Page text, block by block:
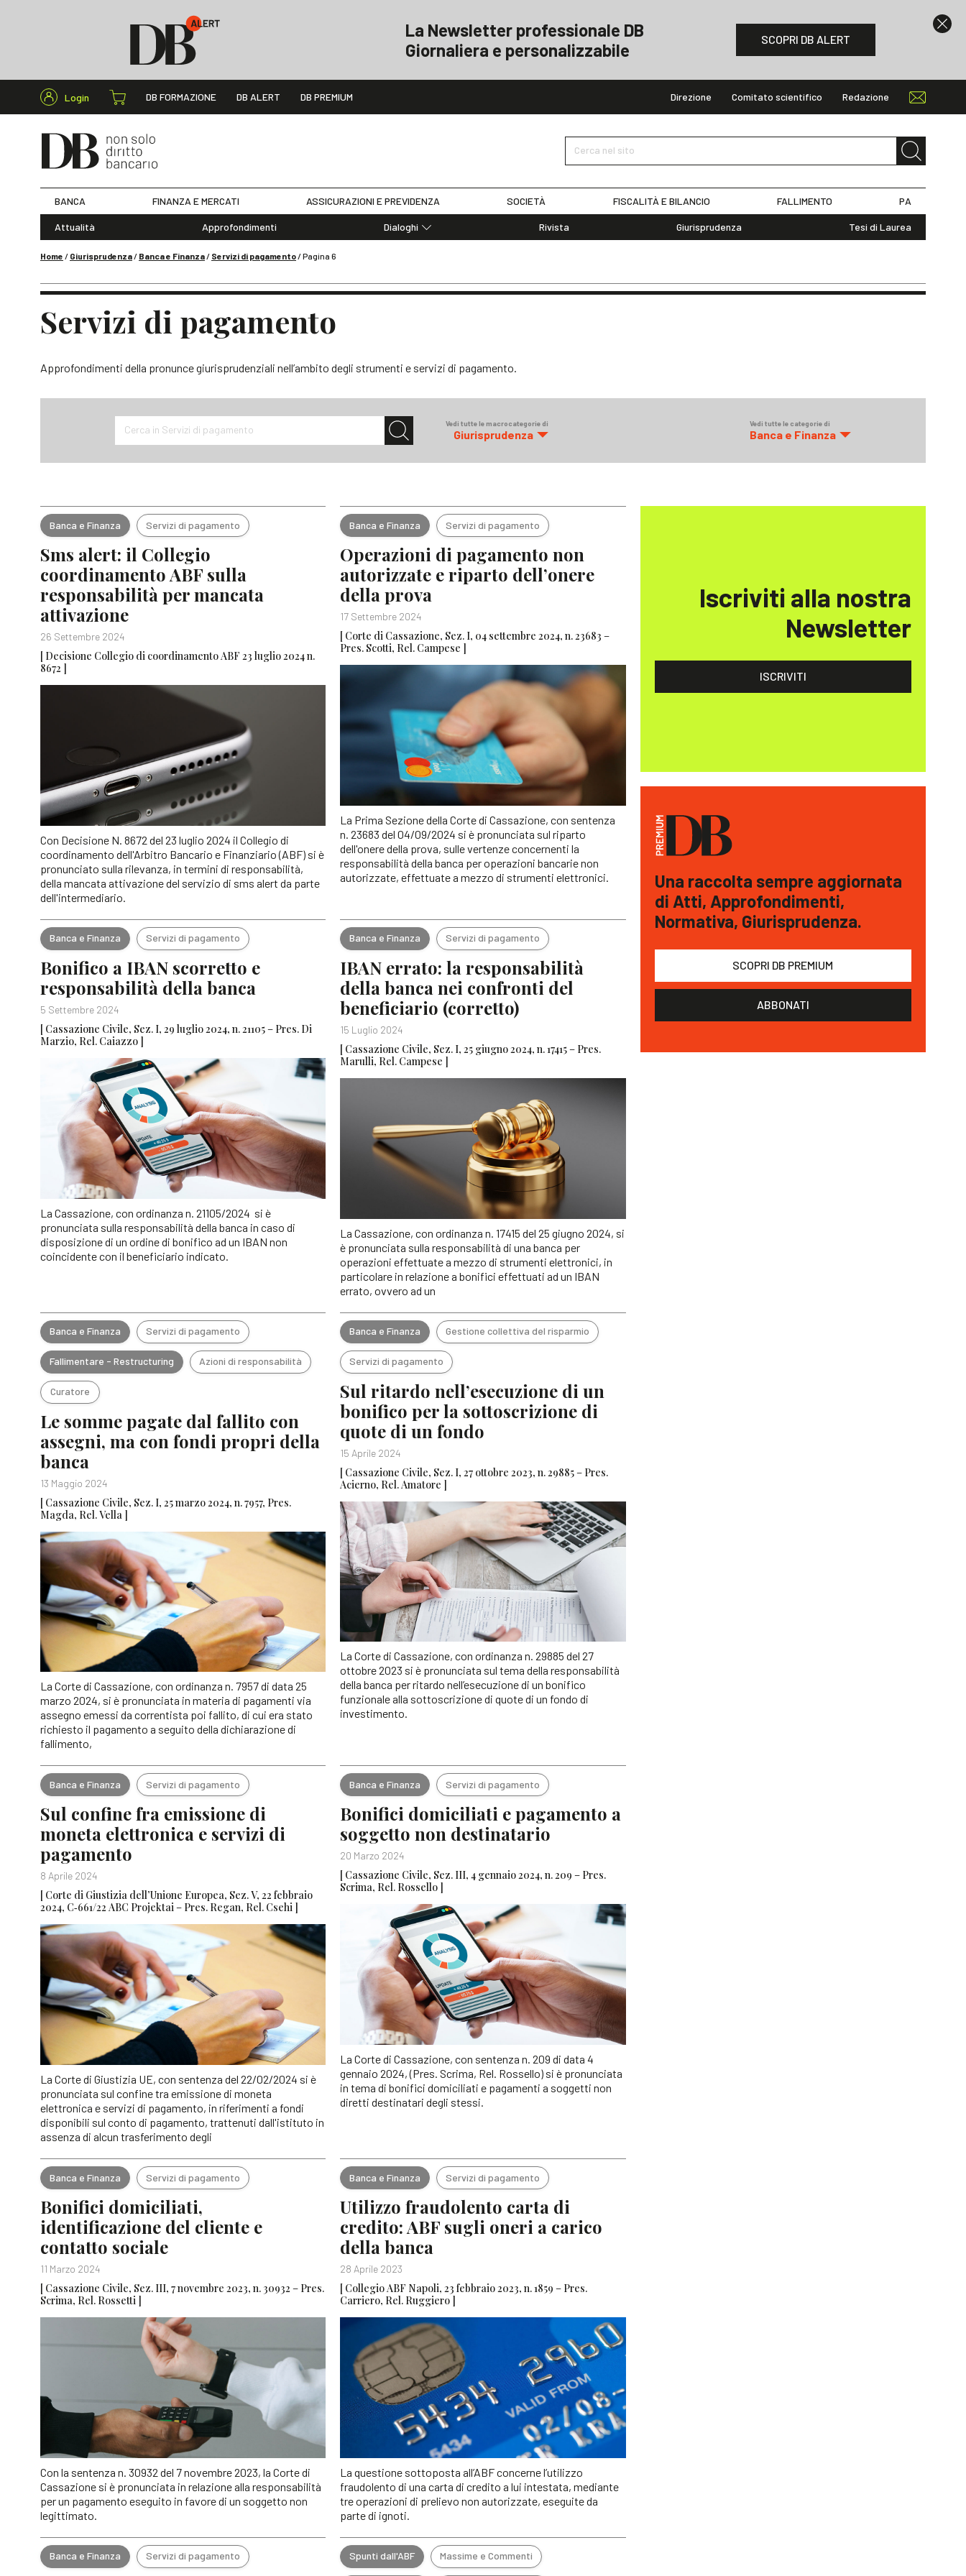
La Newsletter professionale DB
Giornaliera e personalizzabile
SCOPRI DB ALERT
Login DB FORMAZIONE DB ALERT DB PREMIUM Direzione Comitato scientifico Redazione
Cerca nel sito
BANCA FINANZA E MERCATI ASSICURAZIONI E PREVIDENZA SOCIETÀ FISCALITÀ E BILANCIO FALLIMENTO PA
Attualità Approfondimenti
Dialoghi
Articoli
Rivista Giurisprudenza Tesi di Laurea
Home / Giurisprudenza/ Banca e Finanza/ Servizi di pagamento/Pagina 6
Servizi di pagamento
Approfondimenti della pronunce giurisprudenziali nell’ambito degli strumenti e servizi di pagamento.
Cerca in Servizi di pagamento Vedi tutte le macrocategorie di
Giurisprudenza
Vedi tutte le categorie di
Banca e Finanza
Banca e Finanza Servizi di pagamento
Sms alert: il Collegio
coordinamento ABF sulla
responsabilità per mancata
attivazione
26 Settembre 2024
[ Decisione Collegio di coordinamento ABF 23 luglio 2024 n.
8672 ]
Con Decisione N. 8672 del 23 luglio 2024 il Collegio di
coordinamento dell'Arbitro Bancario e Finanziario (ABF) si è
pronunciato sulla rilevanza, in termini di responsabilità,
della mancata attivazione del servizio di sms alert da parte
dell'intermediario.
Banca e Finanza Servizi di pagamento
Operazioni di pagamento non
autorizzate e riparto dell’onere
della prova
17 Settembre 2024
[ Corte di Cassazione, Sez. I, 04 settembre 2024, n. 23683 –
Pres. Scotti, Rel. Campese ]
La Prima Sezione della Corte di Cassazione, con sentenza
n. 23683 del 04/09/2024 si è pronunciata sul riparto
dell'onere della prova, sulle vertenze concernenti la
responsabilità della banca per operazioni bancarie non
autorizzate, effettuate a mezzo di strumenti elettronici.
Banca e Finanza Servizi di pagamento
Bonifico a IBAN scorretto e
responsabilità della banca
5 Settembre 2024
[ Cassazione Civile, Sez. I, 29 luglio 2024, n. 21105 – Pres. Di
Marzio, Rel. Caiazzo ]
La Cassazione, con ordinanza n. 21105/2024 si è
pronunciata sulla responsabilità della banca in caso di
disposizione di un ordine di bonifico ad un IBAN non
coincidente con il beneficiario indicato.
Banca e Finanza Servizi di pagamento
IBAN errato: la responsabilità
della banca nei confronti del
beneficiario (corretto)
15 Luglio 2024
[ Cassazione Civile, Sez. I, 25 giugno 2024, n. 17415 – Pres.
Marulli, Rel. Campese ]
La Cassazione, con ordinanza n. 17415 del 25 giugno 2024, si
è pronunciata sulla responsabilità di una banca per
operazioni effettuate a mezzo di strumenti elettronici, in
particolare in relazione a bonifici effettuati ad un IBAN
errato, ovvero ad un
Banca e Finanza Servizi di pagamento
Fallimentare - Restructuring Azioni di responsabilità
Curatore
Le somme pagate dal fallito con
assegni, ma con fondi propri della
banca
13 Maggio 2024
[ Cassazione Civile, Sez. I, 25 marzo 2024, n. 7957, Pres.
Magda, Rel. Vella ]
La Corte di Cassazione, con ordinanza n. 7957 di data 25
marzo 2024, si è pronunciata in materia di pagamenti via
assegno emessi da correntista poi fallito, di cui era stato
richiesto il pagamento a seguito della dichiarazione di
fallimento,
Banca e Finanza Gestione collettiva del risparmio
Servizi di pagamento
Sul ritardo nell’esecuzione di un
bonifico per la sottoscrizione di
quote di un fondo
15 Aprile 2024
[ Cassazione Civile, Sez. I, 27 ottobre 2023, n. 29885 – Pres.
Acierno, Rel. Amatore ]
La Corte di Cassazione, con ordinanza n. 29885 del 27
ottobre 2023 si è pronunciata sul tema della responsabilità
della banca per ritardo nell’esecuzione di un bonifico
funzionale alla sottoscrizione di quote di un fondo di
investimento.
Banca e Finanza Servizi di pagamento
Sul confine fra emissione di
moneta elettronica e servizi di
pagamento
8 Aprile 2024
[ Corte di Giustizia dell’Unione Europea, Sez. V, 22 febbraio
2024, C‑661/22 ABC Projektai – Pres. Regan, Rel. Csehi ]
La Corte di Giustizia UE, con sentenza del 22/02/2024 si è
pronunciata sul confine tra emissione di moneta
elettronica e servizi di pagamento, in riferimenti a fondi
disponibili sul conto di pagamento, trattenuti dall'istituto in
assenza di alcun trasferimento degli
Banca e Finanza Servizi di pagamento
Bonifici domiciliati e pagamento a
soggetto non destinatario
20 Marzo 2024
[ Cassazione Civile, Sez. III, 4 gennaio 2024, n. 209 – Pres.
Scrima, Rel. Rossello ]
La Corte di Cassazione, con sentenza n. 209 di data 4
gennaio 2024, (Pres. Scrima, Rel. Rossello) si è pronunciata
in tema di bonifici domiciliati e pagamenti a soggetti non
diretti destinatari degli stessi.
Banca e Finanza Servizi di pagamento
Bonifici domiciliati,
identificazione del cliente e
contatto sociale
11 Marzo 2024
[ Cassazione Civile, Sez. III, 7 novembre 2023, n. 30932 – Pres.
Scrima, Rel. Rossetti ]
Con la sentenza n. 30932 del 7 novembre 2023, la Corte di
Cassazione si è pronunciata in relazione alla responsabilità
per un pagamento eseguito in favore di un soggetto non
legittimato.
Banca e Finanza Servizi di pagamento
Utilizzo fraudolento carta di
credito: ABF sugli oneri a carico
della banca
28 Aprile 2023
[ Collegio ABF Napoli, 23 febbraio 2023, n. 1859 – Pres.
Carriero, Rel. Ruggiero ]
La questione sottoposta all’ABF concerne l’utilizzo
fraudolento di una carta di credito a lui intestata, mediante
tre operazioni di prelievo non autorizzate, eseguite da
parte di ignoti.
Banca e Finanza Servizi di pagamento Spunti dall'ABF Massime e Commenti
Iscriviti alla nostra
Newsletter
ISCRIVITI
Una raccolta sempre aggiornata
di Atti, Approfondimenti,
Normativa, Giurisprudenza.
SCOPRI DB PREMIUM
ABBONATI